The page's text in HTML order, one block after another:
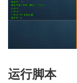
运行脚本